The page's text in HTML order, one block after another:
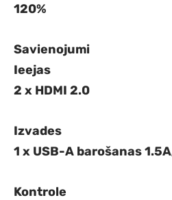
120%
Savienojumi
Ieejas
2 x HDMI 2.0
Izvades
1 x USB-A barošanas
Kontrole